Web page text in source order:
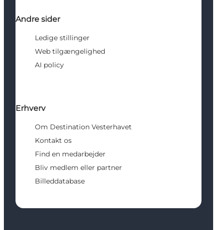
Andre sider
Ledige stillinger
Web tilgængelighed
AI policy
Erhverv
Om Destination Vesterhavet
Kontakt os
Find en medarbejder
Bliv medlem eller partner
Billeddatabase